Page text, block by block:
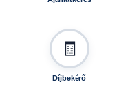
🧾
Díjbekérő